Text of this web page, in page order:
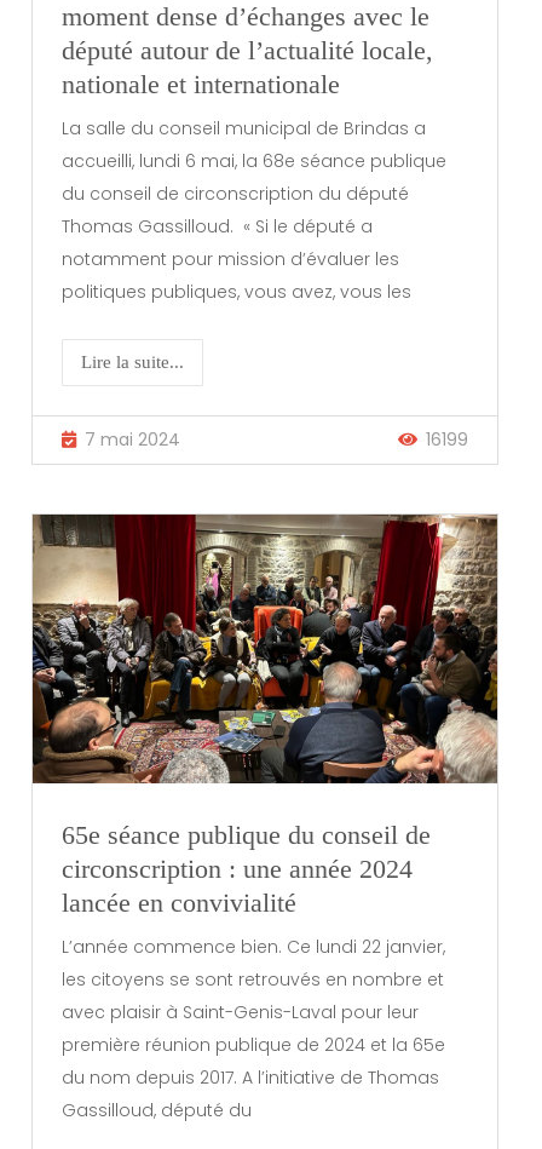
moment dense d’échanges avec le
député autour de l’actualité locale,
nationale et internationale
La salle du conseil municipal de Brindas a
accueilli, lundi 6 mai, la 68e séance publique
du conseil de circonscription du député
Thomas Gassilloud. « Si le député a
notamment pour mission d’évaluer les
politiques publiques, vous avez, vous les
Lire la suite...
7 mai 2024 16199
65e séance publique du conseil de
circonscription : une année 2024
lancée en convivialité
L’année commence bien. Ce lundi 22 janvier,
les citoyens se sont retrouvés en nombre et
avec plaisir à Saint-Genis-Laval pour leur
première réunion publique de 2024 et la 65e
du nom depuis 2017. A l’initiative de Thomas
Gassilloud, député du